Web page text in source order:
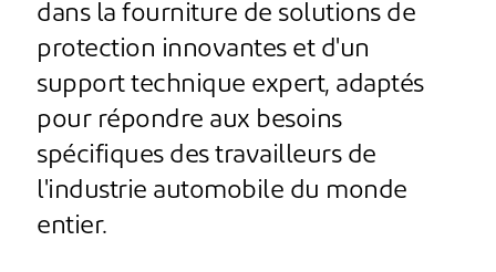
dans la fourniture de solutions de
protection innovantes et d'un
support technique expert, adaptés
pour répondre aux besoins
spécifiques des travailleurs de
l'industrie automobile du monde
entier.